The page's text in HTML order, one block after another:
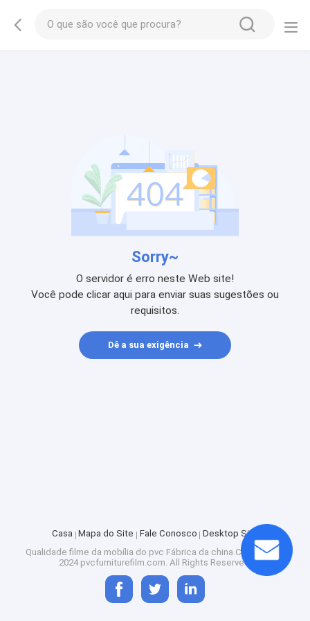
Sorry~
O servidor é erro neste Web site!
Você pode clicar aqui para enviar suas sugestões ou
requisitos.
Dê a sua exigência
Casa Mapa do Site Fale Conosco Desktop Site
Qualidadefilme da mobília do pvc Fábrica da china.Copyright ©
2024 pvcfurniturefilm.com. All Rights Reserved.